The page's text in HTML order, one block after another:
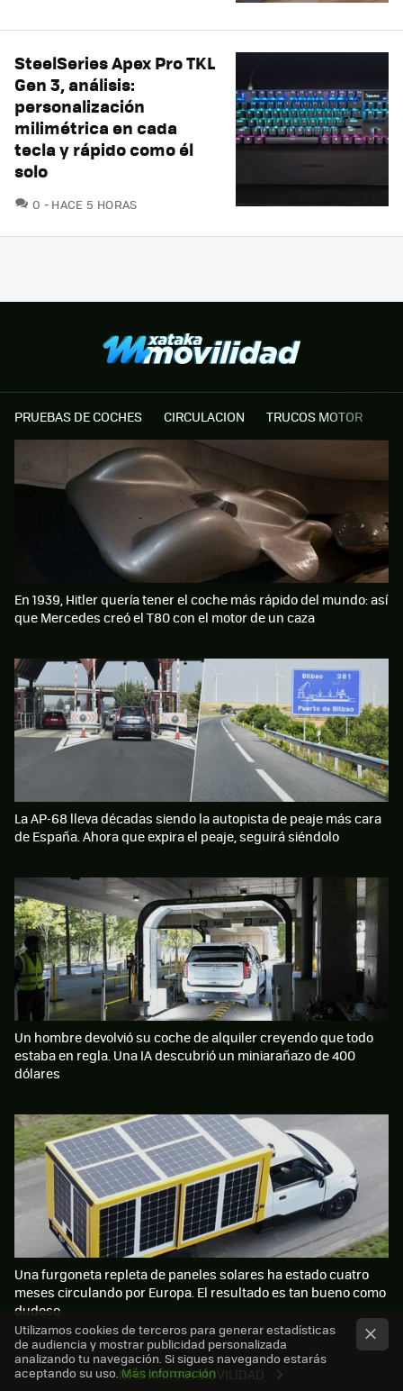
SteelSeries Apex Pro TKL
Gen 3, análisis:
personalización
milimétrica en cada
tecla y rápido como él
solo
0 COMENTARIOS
HACE 5 HORAS
PRUEBAS DE COCHES CIRCULACION TRUCOS MOTOR
MÁS XATAKA MOVILIDAD
En 1939, Hitler quería tener el coche más rápido del mundo: así
que Mercedes creó el T80 con el motor de un caza
La AP-68 lleva décadas siendo la autopista de peaje más cara
de España. Ahora que expira el peaje, seguirá siéndolo
Un hombre devolvió su coche de alquiler creyendo que todo
estaba en regla. Una IA descubrió un miniarañazo de 400
dólares
Una furgoneta repleta de paneles solares ha estado cuatro
meses circulando por Europa. El resultado es tan bueno como
dudoso
Utilizamos cookies de terceros para generar estadísticas
de audiencia y mostrar publicidad personalizada
analizando tu navegación. Si sigues navegando estarás
aceptando su uso.Más información